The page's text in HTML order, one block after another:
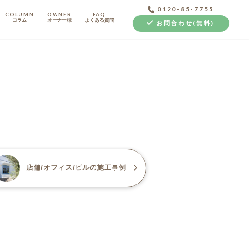
COLUMN
コラム
OWNER
オーナー様
FAQ
よくある質問
0120-85-7755
お問合わせ(無料)
店舗/オフィス/ビルの施工事例